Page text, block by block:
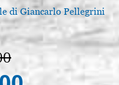
di Giancarlo Pellegrini